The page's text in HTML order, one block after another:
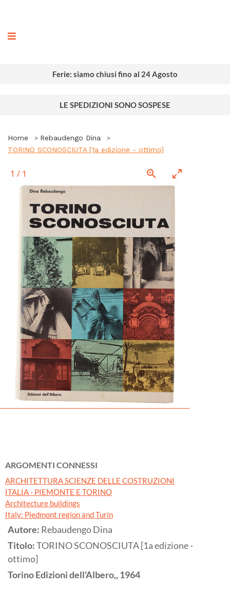
Ferie: siamo chiusi fino al 24 Agosto
LE SPEDIZIONI SONO SOSPESE
Home
Rebaudengo Dina
TORINO SCONOSCIUTA [1a edizione - ottimo]
1 / 1
ARGOMENTI CONNESSI
ARCHITETTURA SCIENZE DELLE COSTRUZIONI
ITALIA - PIEMONTE E TORINO
Architecture buildings
Italy: Piedmont region and Turin
Autore: Rebaudengo Dina
Titolo:TORINO SCONOSCIUTA [1a edizione -
ottimo]
TorinoEdizioni dell'Albero,,1964